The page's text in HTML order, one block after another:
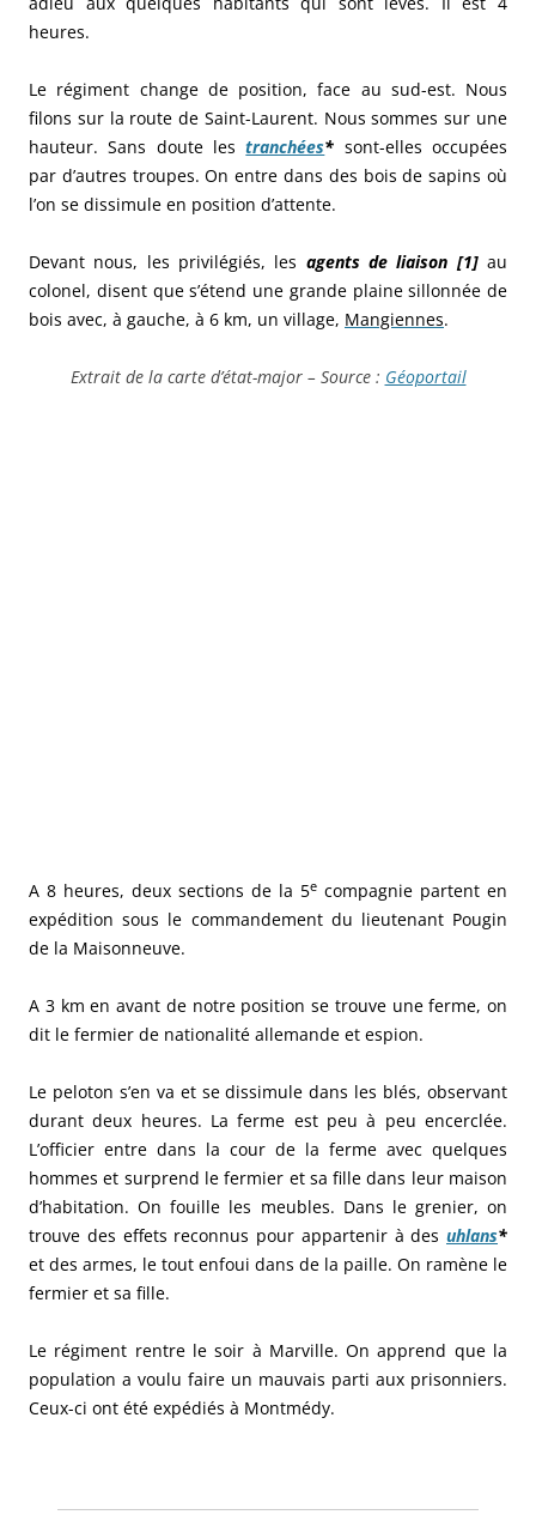
heures.
Le régiment change de position, face au sud-est. Nous
filons sur la route de Saint-Laurent. Nous sommes sur une
hauteur. Sans doute lestranchées* sont-elles occupées
par d’autres troupes. On entre dans des bois de sapins où
l’on se dissimule en position d’attente.
Devant nous, les privilégiés, les agents de liaison [1]au
colonel, disent que s’étend une grande plaine sillonnée de
bois avec, à gauche, à 6 km, un village, Mangiennes.
Extrait de la carte d’état-major – Source : Géoportail
A 8 heures, deux sections de la 5e compagnie partent en
expédition sous le commandement du lieutenant Pougin
de la Maisonneuve.
A 3 km en avant de notre position se trouve une ferme, on
dit le fermier de nationalité allemande et espion.
Le peloton s’en va et se dissimule dans les blés, observant
durant deux heures. La ferme est peu à peu encerclée.
L’officier entre dans la cour de la ferme avec quelques
hommes et surprend le fermier et sa fille dans leur maison
d’habitation. On fouille les meubles. Dans le grenier, on
trouve des effets reconnus pour appartenir à des uhlans*
et des armes, le tout enfoui dans de la paille. On ramène le
fermier et sa fille.
Le régiment rentre le soir à Marville. On apprend que la
population a voulu faire un mauvais parti aux prisonniers.
Ceux-ci ont été expédiés à Montmédy.